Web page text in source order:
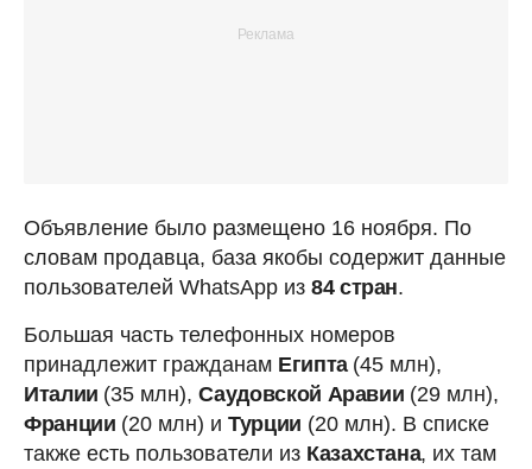
Объявление было размещено 16 ноября. По
словам продавца, база якобы содержит данные
пользователей WhatsApp из 84 стран.
Большая часть телефонных номеров
принадлежит гражданам Египта (45 млн),
Италии (35 млн),Саудовской Аравии (29 млн),
Франции (20 млн) иТурции (20 млн). В списке
также есть пользователи из Казахстана, их там